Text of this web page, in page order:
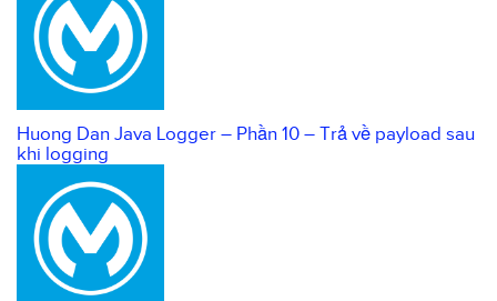
Huong Dan Java Logger – Phần 10 – Trả về payload sau
khi logging